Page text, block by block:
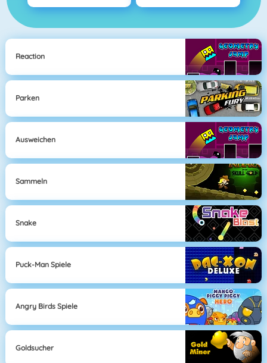
Reaction
Parken
Ausweichen
Sammeln
Snake
Puck-Man Spiele
Angry Birds Spiele
Goldsucher